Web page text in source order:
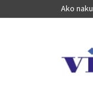
na
Ako